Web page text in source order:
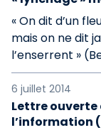
« On dit d’un
mais on ne dit
l’enserrent »
6 juillet 2014
Lettre ouverte
l’information